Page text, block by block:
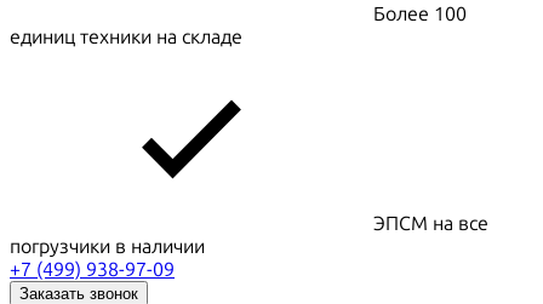
Более 100
единиц техники на складе
ЭПСМ на все
погрузчики в наличии
+7 (499) 938-97-09
Заказать звонок